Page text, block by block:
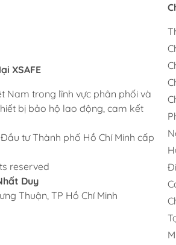
XSAFE
Nam trong lĩnh vực phân phối và
bị bảo hộ lao động, cam kết
tư Thành phố Hồ Chí Minh cấp
reserved
Duy
Thuận, TP Hồ Chí Minh